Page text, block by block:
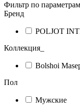
Фильтр по параметрам
Бренд
POLJOT
Коллекция_
Bolshoi
Пол
Мужские